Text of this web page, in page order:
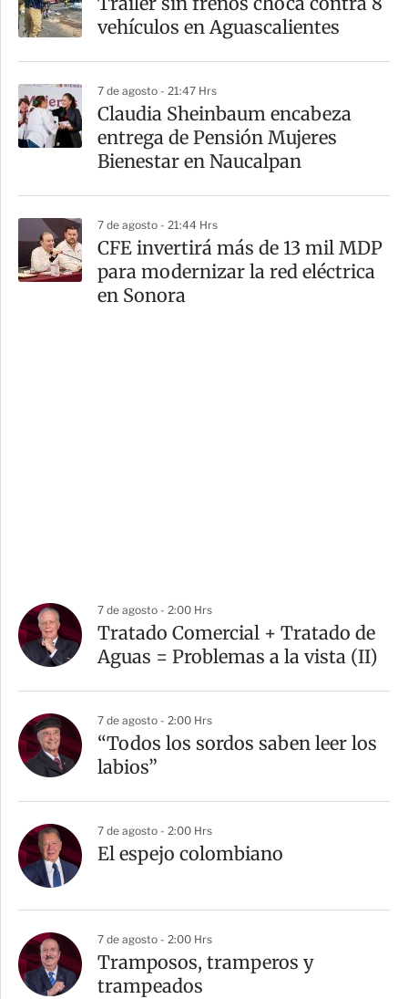
vehículos en Aguascalientes
7 de agosto - 21:47 Hrs
Claudia Sheinbaum encabeza
entrega de Pensión Mujeres
Bienestar en Naucalpan
7 de agosto - 21:44 Hrs
CFE invertirá más de 13 mil MDP
para modernizar la red eléctrica
en Sonora
7 de agosto - 2:00 Hrs
Tratado Comercial + Tratado de
Aguas = Problemas a la vista (II)
7 de agosto - 2:00 Hrs
“Todos los sordos saben leer los
labios”
7 de agosto - 2:00 Hrs
El espejo colombiano
7 de agosto - 2:00 Hrs
Tramposos, tramperos y
trampeados